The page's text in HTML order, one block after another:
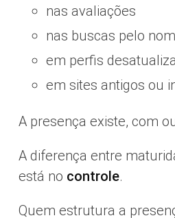
nas avaliações
nas buscas pelo
em perfis
em sites antigos ou
A presença existe, com
A diferença entre
está no controle.
Quem estrutura a